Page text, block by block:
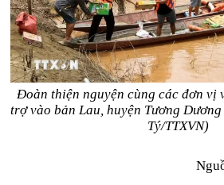
Đoàn thiện nguyện cùng các đơn vị
trợ vào bản Lau, huyện Tương
Tý/TTXVN)